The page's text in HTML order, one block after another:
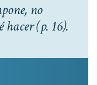
no
hacer(p. 16).